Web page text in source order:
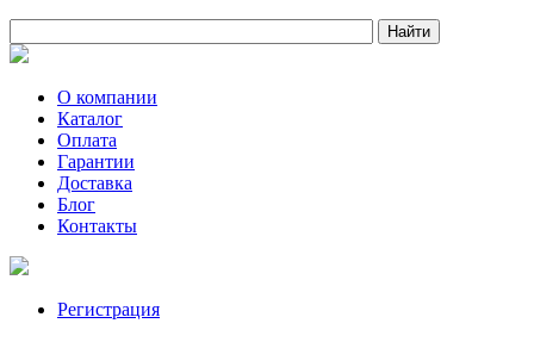
О компании
Каталог
Оплата
Гарантии
Доставка
Блог
Контакты
Регистрация